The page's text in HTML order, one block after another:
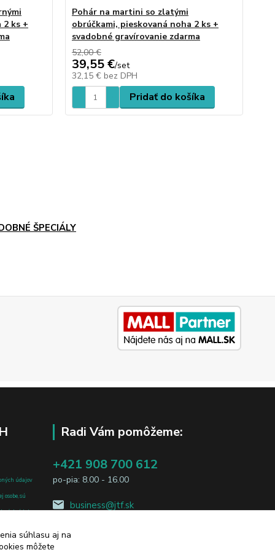
2 ks +
Pohár na martini so zlatými
obrúčkami, pieskovaná noha 2 ks +
svadobné gravírovanie zdarma
52,00 €
39,55 €/set
32,15 € bez DPH
Pridať do košíka
ŠPECIÁLY
údajov
osobe, sú
údajov
Radi Vám pomôžeme:
+421 908 700 612
po-pia: 8.00 - 16.00
business@jtf.sk
súhlasu aj na
môžete